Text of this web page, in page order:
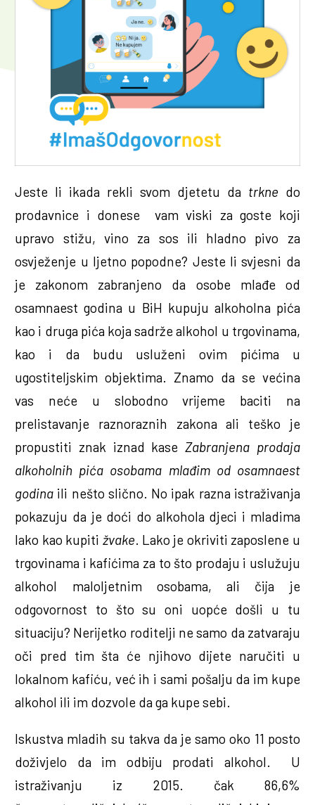
Jeste li ikada rekli svom djetetu da trkne do
prodavnice i donese vam viski za goste koji
upravo stižu, vino za sos ili hladno pivo za
osvježenje u ljetno popodne? Jeste li svjesni da
je zakonom zabranjeno da osobe mlađe od
osamnaest godina u BiH kupuju alkoholna pića
kao i druga pića koja sadrže alkohol u trgovinama,
kao i da budu usluženi ovim pićima u
ugostiteljskim objektima. Znamo da se većina
vas neće u slobodno vrijeme baciti na
prelistavanje raznoraznih zakona ali teško je
propustiti znak iznad kaseZabranjena prodaja
alkoholnih pića osobama mlađim od osamnaest
godina ili nešto slično. No ipak razna istraživanja
pokazuju da je doći do alkohola djeci i mladima
lako kao kupiti žvake. Lako je okriviti zaposlene u
trgovinama i kafićima za to što prodaju i uslužuju
alkohol maloljetnim osobama, ali čija je
odgovornost to što su oni uopće došli u tu
situaciju? Nerijetko roditelji ne samo da zatvaraju
oči pred tim šta će njihovo dijete naručiti u
lokalnom kafiću, već ih i sami pošalju da im kupe
alkohol ili im dozvole da ga kupe sebi.
Iskustva mladih su takva da je samo oko 11 posto
doživjelo da im odbiju prodati alkohol. U
istraživanju iz 2015. čak 86,6%